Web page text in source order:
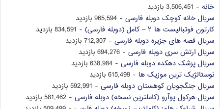
خانه - 3,506,451 بازدید
سریال خانه کوچک دوبله فارسی - 965,594 بازدید
کارتون فوتبالیست ها ۲ – کامل (دوبله فارسی)
- 834,591 بازدید
سریال قصه های جزیره دوبله فارسی - 712,307 بازدید
سریال ارتش سری دوبله فارسی - 694,276 بازدید
سریال پزشک دهکده دوبله فارسی - 638,984 بازدید
نوستالژیک ترین موزیک ها - 615,499 بازدید
سریال جنگجویان کوهستان دوبله فارسی - 592,991 بازدید
سریال هرکول پوآرو (کاملترین نسخه) دوبله فارسی - 581,462 بازدید